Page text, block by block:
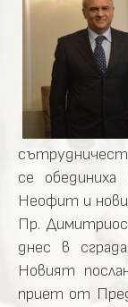
се
Неофит и
Пр.
днес в
Новият
приет от